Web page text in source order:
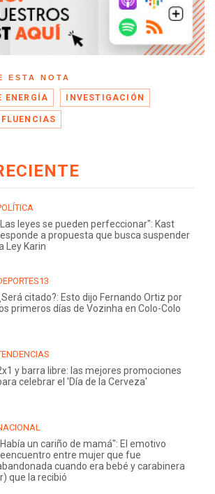
ESTA NOTA
ENERGÍA INVESTIGACIÓN
leyes se pueden perfeccionar": Kast
a propuesta que busca suspender
Ley Karin
citado?: Esto dijo Fernando Ortiz por
primeros días de Vozinha en Colo-Colo
y barra libre: las mejores promociones
celebrar el 'Día de la Cerveza'
un cariño de mamá": El emotivo
entre mujer que fue
cuando era bebé y carabinera
que la recibió